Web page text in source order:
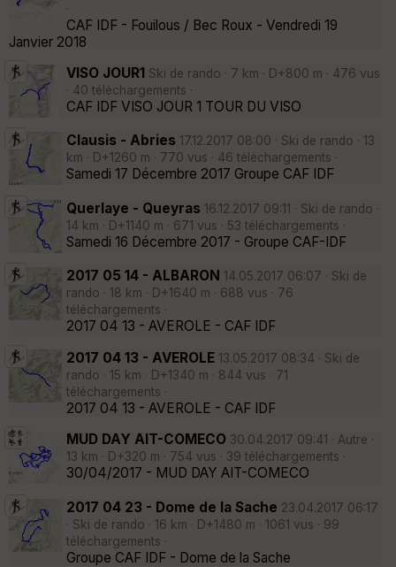
·
CAF IDF - Fouilous / Bec Roux - Vendredi 19
Janvier 2018
VISO JOUR1 Ski de rando · 7 km · D+800 m · 476 vus
· 40 téléchargements ·
CAF IDF VISO JOUR 1 TOUR DU VISO
Clausis - Abries 17.12.2017 08:00 · Ski de rando · 13
km · D+1260 m · 770 vus · 46 téléchargements ·
Samedi 17 Décembre 2017 Groupe CAF IDF
Querlaye - Queyras 16.12.2017 09:11 · Ski de rando ·
14 km · D+1140 m · 671 vus · 53 téléchargements ·
Samedi 16 Décembre 2017 - Groupe CAF-IDF
2017 05 14 - ALBARON 14.05.2017 06:07 · Ski de
rando · 18 km · D+1640 m · 688 vus · 76
téléchargements ·
2017 04 13 - AVEROLE - CAF IDF
2017 04 13 - AVEROLE 13.05.2017 08:34 · Ski de
rando · 15 km · D+1340 m · 844 vus · 71
téléchargements ·
2017 04 13 - AVEROLE - CAF IDF
MUD DAY AIT-COMECO 30.04.2017 09:41 · Autre ·
13 km · D+320 m · 754 vus · 39 téléchargements ·
30/04/2017 - MUD DAY AIT-COMECO
2017 04 23 - Dome de la Sache 23.04.2017 06:17
· Ski de rando · 16 km · D+1480 m · 1061 vus · 99
téléchargements ·
Groupe CAF IDF - Dome de la Sache